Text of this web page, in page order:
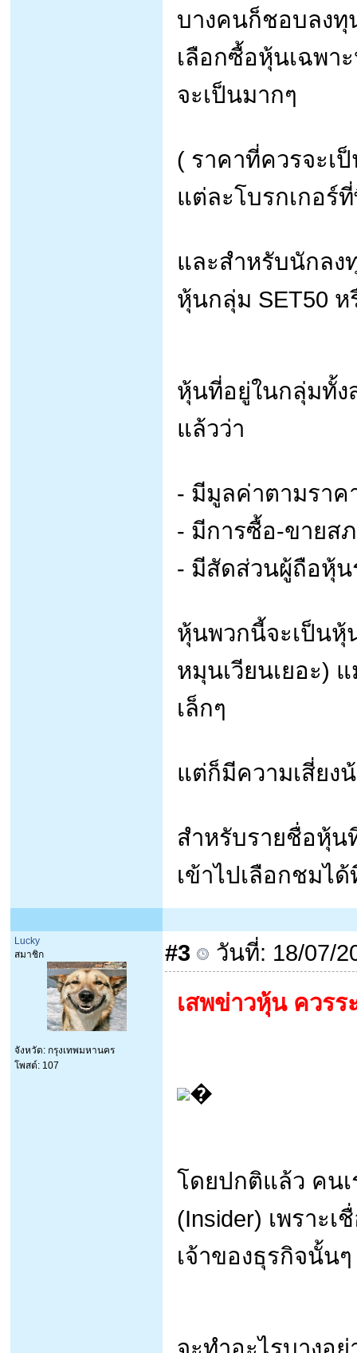
บางคนก็ชอบลงทุ
เลือกซื้อหุ้นเฉพา
จะเป็นมากๆ
( ราคาที่ควรจะเ
แต่ละโบรกเกอร์
และสำหรับนักลง
หุ้นกลุ่ม SET50 ห
หุ้นที่อยู่ในกลุ่มทั้
แล้วว่า
- มีมูลค่าตามราค
- มีการซื้อ-ขายส
- มีสัดส่วนผู้ถือหุ้
หุ้นพวกนี้จะเป็นหุ้
หมุนเวียนเยอะ)
เล็กๆ
แต่ก็มีความเสี่ยง
สำหรับรายชื่อหุ้น
เข้าไปเลือกชมไ
Lucky
สมาชิก
จังหวัด: กรุงเทพมหานคร
โพสต์: 107
#3
วันที่: 18/07/
เสพข่าวหุ้น ควรร
�
โดยปกติแล้ว คน
(Insider) เพราะ
เจ้าของธุรกิจนั้นๆ